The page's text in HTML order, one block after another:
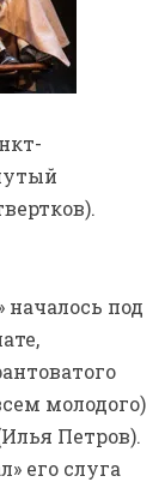
началось под
молодого)
Петров).
его слуга